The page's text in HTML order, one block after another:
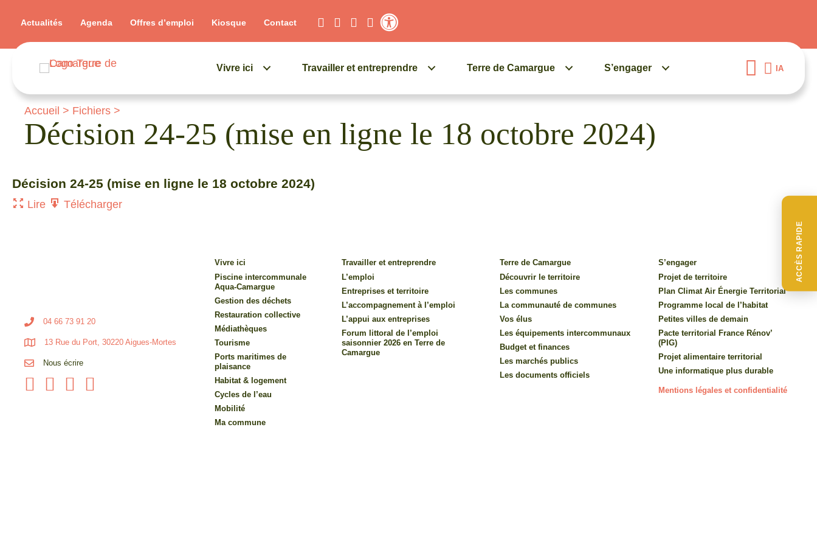
ACCÈS RAPIDE
Actualités Agenda Offres d’emploi Kiosque
Contact
Vivre ici Travailler et entreprendre Terre de Camargue S’engager IA
Accueil > Fichiers >
Décision 24-25 (mise en ligne le 18 octobre 2024)
Décision 24-25 (mise en ligne le 18 octobre 2024)
Lire Télécharger
04 66 73 91 20
13 Rue du Port, 30220 Aigues-Mortes
Nous écrire
Vivre ici
Piscine intercommunale
Aqua-Camargue
Gestion des déchets
Restauration collective
Médiathèques
Tourisme
Ports maritimes de
plaisance
Habitat & logement
Cycles de l’eau
Mobilité
Ma commune
Travailler et entreprendre
L’emploi
Entreprises et territoire
L’accompagnement à l’emploi
L’appui aux entreprises
Forum littoral de l’emploi
saisonnier 2026 en Terre de
Camargue
Terre de Camargue
Découvrir le territoire
Les communes
La communauté de communes
Vos élus
Les équipements intercommunaux
Budget et finances
Les marchés publics
Les documents officiels
S’engager
Projet de territoire
Plan Climat Air Énergie Territorial
Programme local de l’habitat
Petites villes de demain
Pacte territorial France Rénov’
(PIG)
Projet alimentaire territorial
Une informatique plus durable
Mentions légales et confidentialité